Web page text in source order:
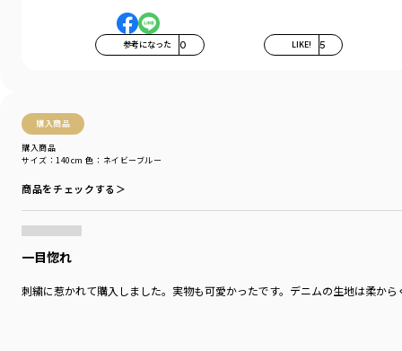
参考になった 0 LIKE! 5
購入商品
購入商品
サイズ：140cm 色：ネイビーブルー
商品をチェックする＞
一目惚れ
刺繍に惹かれて購入しました。実物も可愛かったです。デニムの生地は柔か